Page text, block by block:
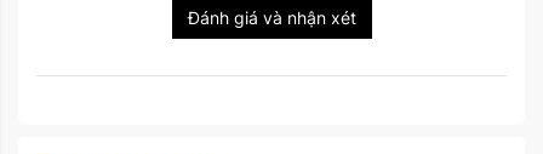
Đánh giá và nhận xét